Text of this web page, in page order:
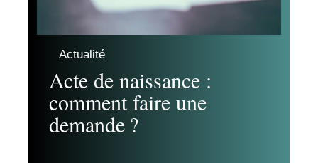
Actualité
Acte de naissance :
comment faire une
demande ?